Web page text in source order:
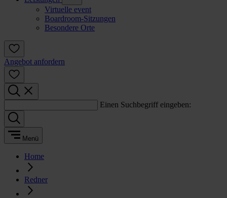
Virtuelle event
Boardroom-Sitzungen
Besondere Orte
Angebot anfordern
Einen Suchbegriff eingeben:
Menü
Home
Redner